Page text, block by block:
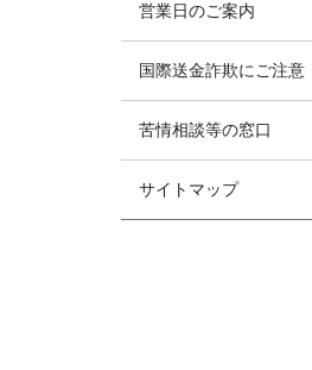
営業日のご案内
国際送金詐欺にご注意
苦情相談等の窓口
サイトマップ